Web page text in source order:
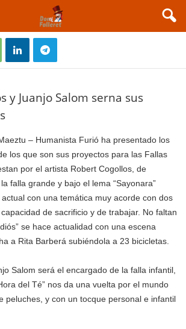
para las Fallas 2016
y Juanjo Salom serna sus
– Humanista Furió ha presentado los
los que son sus proyectos para las Fallas
por el artista Robert Cogollos, de
falla grande y bajo el lema “Sayonara”
con una temática muy acorde con dos
de sacrificio y de trabajar. No faltan
se hace actualidad con una escena
a Rita Barberá subiéndola a 23 bicicletas.
Salom será el encargado de la falla infantil,
del Té” nos da una vuelta por el mundo
peluches, y con un tocque personal e infantil